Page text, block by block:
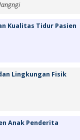
Kualitas Tidur Pasien
Lingkungan Fisik
Anak Penderita